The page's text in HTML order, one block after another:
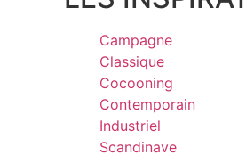
Campagne
Classique
Cocooning
Contemporain
Industriel
Scandinave